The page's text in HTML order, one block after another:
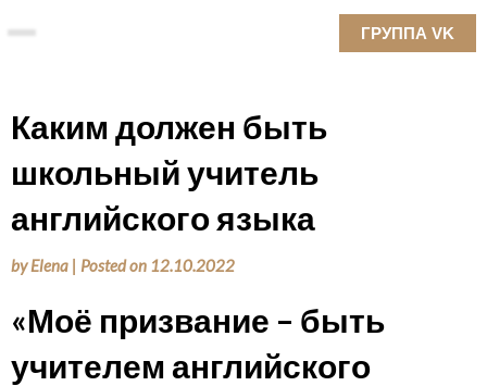
to
ГРУППА VK
Каким должен быть
школьный учитель
английского языка
byElena | Posted on 12.10.2022
«Моё призвание – быть
учителем английского